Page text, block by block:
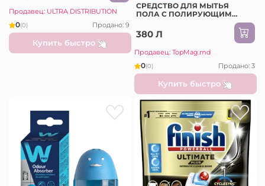
Продавец: ULTRA DISTRIBUTION
0(0) Продано: 9
Купить быстро
СРЕДСТВО ДЛЯ МЫТЬЯ
ПОЛА С ПОЛИРУЮЩИМ
ЭФФЕКТОМ GRASS (218005)
380 Л
Продавец: TopMag.md
0(0) Продано: 3
Купить быстро